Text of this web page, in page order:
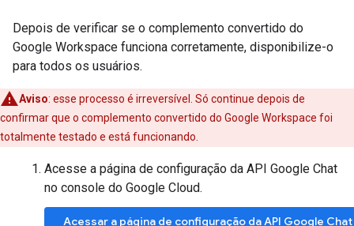
Depois de verificar se o complemento convertido do
Google Workspace funciona corretamente, disponibilize-o
para todos os usuários.
Aviso: esse processo é irreversível. Só continue depois de
confirmar que o complemento convertido do Google Workspace foi
totalmente testado e está funcionando.
Acesse a página de configuração da API Google Chat
no console do Google Cloud.
Acessar a página de configuração da API Google Chat